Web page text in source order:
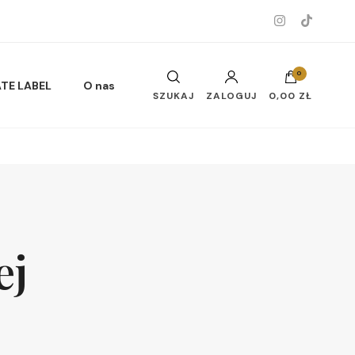
LABEL O nas
SZUKAJ ZALOGUJ
0
0,00 ZŁ